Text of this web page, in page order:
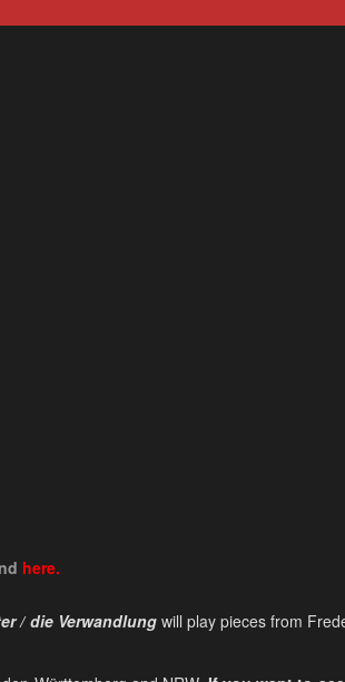
here.
/ die Verwandlung will play pieces from